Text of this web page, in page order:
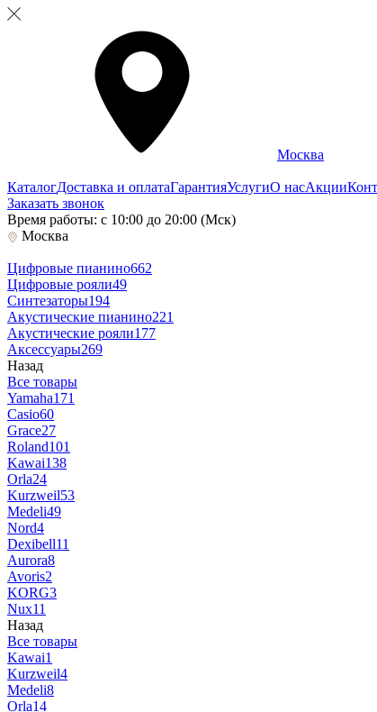
Москва
КаталогДоставка и оплатаГарантияУслугиО насАкции
Заказать звонок
Время работы: с 10:00 до 20:00 (Мск)
Москва
Цифровые пианино662
Цифровые рояли49
Синтезаторы194
Акустические пианино221
Акустические рояли177
Аксессуары269
Назад
Все товары
Yamaha171
Casio60
Grace27
Roland101
Kawai138
Orla24
Kurzweil53
Medeli49
Nord4
Dexibell11
Aurora8
Avoris2
KORG3
Nux11
Назад
Все товары
Kawai1
Kurzweil4
Medeli8
Orla14